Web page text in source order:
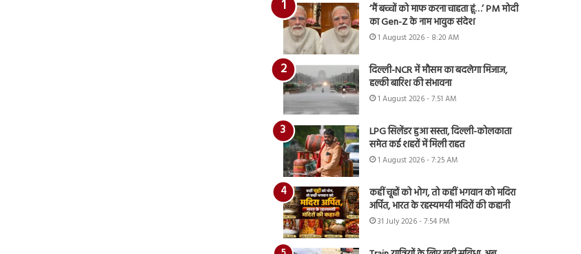
‘मैं बच्चों को माफ करना चाहता हूं…’ PM मोदी
का Gen-Z के नाम भावुक संदेश
1 August 2026 - 8:20 AM
दिल्ली-NCR में मौसम का बदलेगा मिजाज,
हल्की बारिश की संभावना
1 August 2026 - 7:51 AM
LPG सिलेंडर हुआ सस्ता, दिल्ली-कोलकाता
समेत कई शहरों में मिली राहत
1 August 2026 - 7:25 AM
कहीं चूहों को भोग, तो कहीं भगवान को मदिरा
अर्पित, भारत के रहस्यमयी मंदिरों की कहानी
31 July 2026 - 7:54 PM